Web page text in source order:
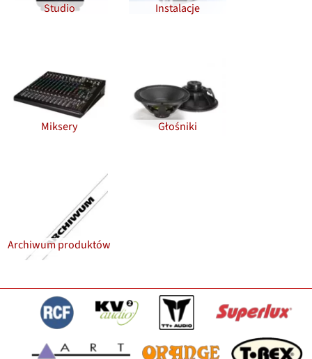
Studio Instalacje
Miksery Głośniki
Archiwum produktów